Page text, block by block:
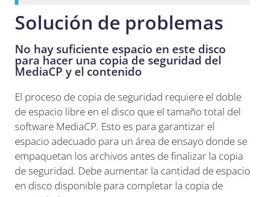
Solución de problemas
No hay suficiente espacio en este disco
para hacer una copia de seguridad del
MediaCP y el contenido
El proceso de copia de seguridad requiere el doble
de espacio libre en el disco que el tamaño total del
software MediaCP. Esto es para garantizar el
espacio adecuado para un área de ensayo donde se
empaquetan los archivos antes de finalizar la copia
de seguridad. Debe aumentar la cantidad de espacio
en disco disponible para completar la copia de